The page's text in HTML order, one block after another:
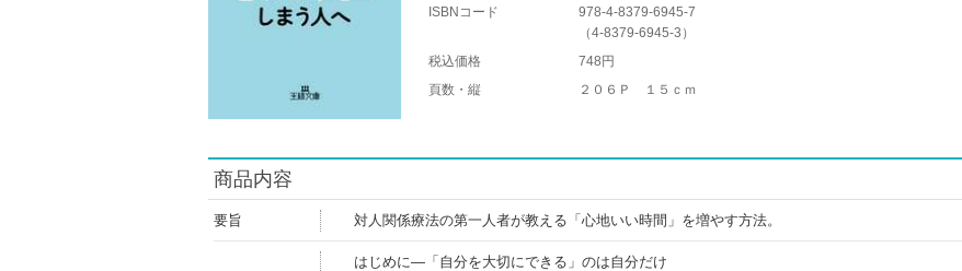
ISBNコード
978-4-8379-6945-7
（4-8379-6945-3 ）
税込価格
748円
頁数・縦
２０６Ｐ １５ｃｍ
商品内容
要旨 対人関係療法の第一人者が教える「心地いい時間」を増やす方法。
はじめに―「自分を大切にできる」のは自分だけ